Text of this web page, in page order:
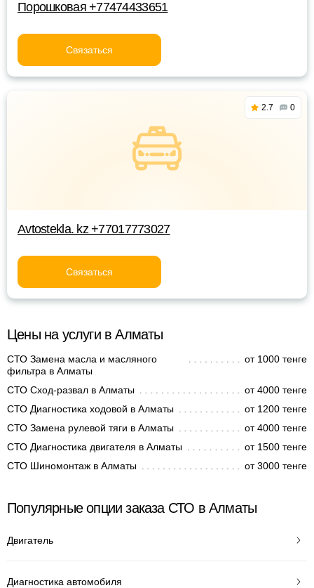
Порошковая +77474433651
Связаться
2.7 0
Avtostekla. kz +77017773027
Связаться
Цены на услуги в Алматы
СТО Замена масла и масляного
фильтра в Алматы
от 1000 тенге
СТО Сход-развал в Алматы
от 4000 тенге
СТО Диагностика ходовой в Алматы
от 1200 тенге
СТО Замена рулевой тяги в Алматы
от 4000 тенге
СТО Диагностика двигателя в Алматы
от 1500 тенге
СТО Шиномонтаж в Алматы
от 3000 тенге
Популярные опции заказа СТО в Алматы
Двигатель
Диагностика автомобиля